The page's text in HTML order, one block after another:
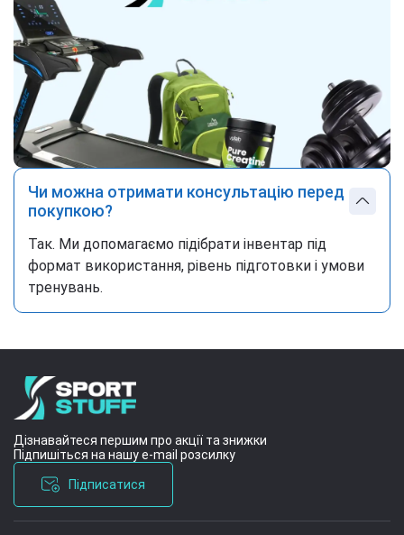
Чи можна отримати консультацію перед
покупкою?
Так. Ми допомагаємо підібрати інвентар під
формат використання, рівень підготовки і умови
тренувань.
Дізнавайтеся першим про акції та знижки
Підпишіться на нашу e-mail розсилку
Підписатися